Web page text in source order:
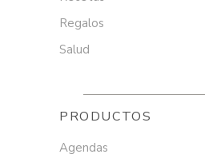
Regalos
Salud
PRODUCTOS
Agendas